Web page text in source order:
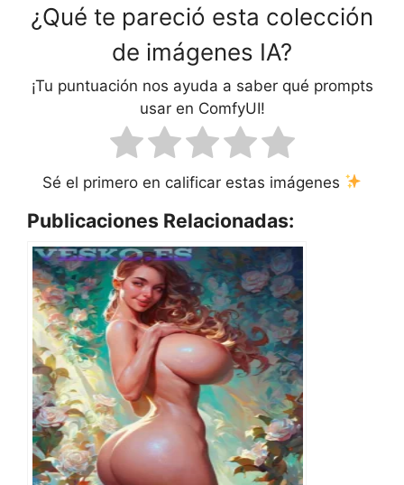
¿Qué te pareció esta colección
de imágenes IA?
¡Tu puntuación nos ayuda a saber qué prompts
usar en ComfyUI!
Sé el primero en calificar estas imágenes
Publicaciones Relacionadas: